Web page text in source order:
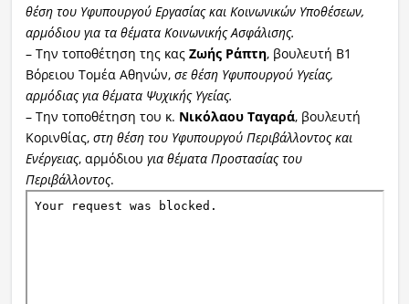
θέση του Υφυπουργού Εργασίας και Κοινωνικών Υποθέσεων,
αρμόδιου για τα θέματα Κοινωνικής Ασφάλισης.
– Την τοποθέτηση της κας Ζωής Ράπτη, βουλευτή Β1
Βόρειου Τομέα Αθηνών, σε θέση Υφυπουργού Υγείας,
αρμόδιας για θέματα Ψυχικής Υγείας.
– Την τοποθέτηση του κ. Νικόλαου Ταγαρά, βουλευτή
Κορινθίας, στη θέση του Υφυπουργού Περιβάλλοντος και
Ενέργειας, αρμόδιου για θέματα Προστασίας του
Περιβάλλοντος.